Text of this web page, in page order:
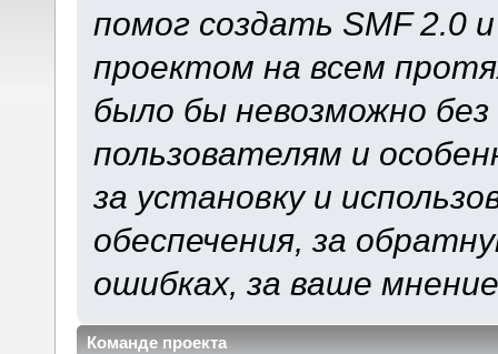
помог создать SMF 2.0
проектом на всем
было бы невозможно
пользователям и
за установку и
обеспечения, за
ошибках, за ваше
Команде проекта